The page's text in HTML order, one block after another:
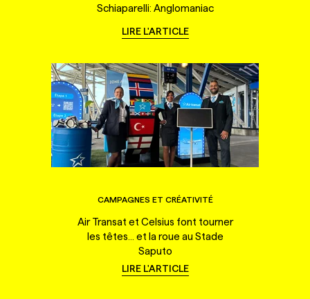
Schiaparelli: Anglomaniac
LIRE L'ARTICLE
CAMPAGNES ET CRÉATIVITÉ
Air Transat et Celsius font tourner
les têtes... et la roue au Stade
Saputo
LIRE L'ARTICLE